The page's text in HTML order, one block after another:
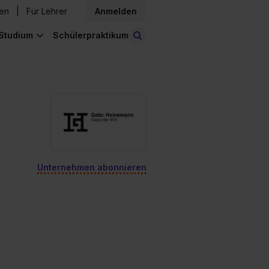
Für Lehrer Anmelden
Schülerpraktikum
Unternehmen abonnieren